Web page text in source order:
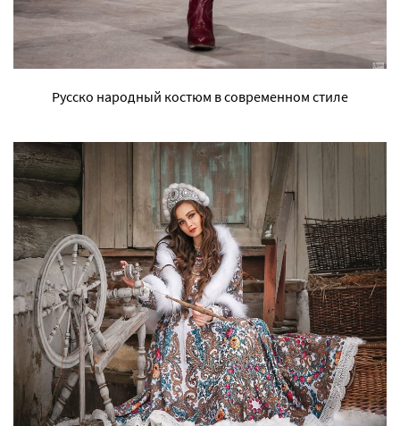
Русско народный костюм в современном стиле